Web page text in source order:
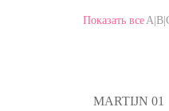
Показать все
MARTIJN 01